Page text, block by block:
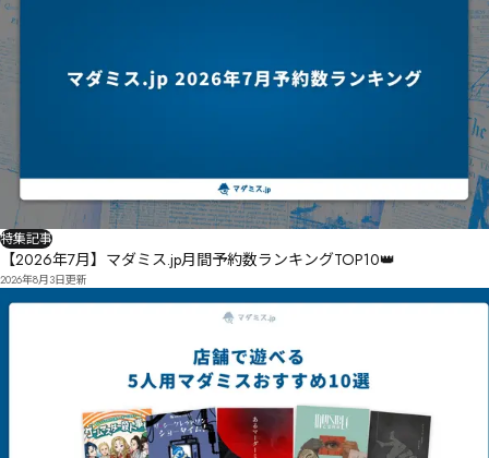
特集記事
【2026年7月】マダミス.jp月間予約数ランキングTOP10👑
2026年8月3日更新